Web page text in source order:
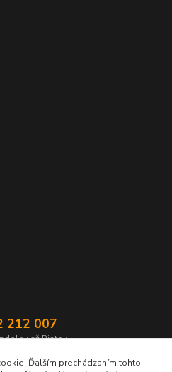
212 007
až Piatok
Ďalším prechádzaním tohto